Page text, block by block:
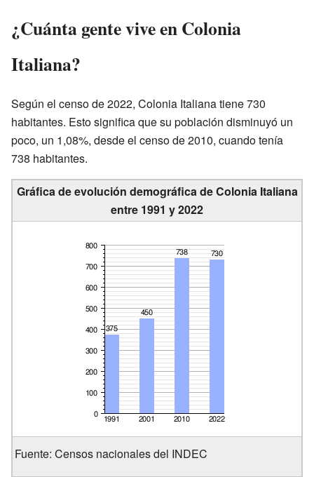
¿Cuánta gente vive en Colonia
Italiana?
Según el censo de 2022, Colonia Italiana tiene 730
habitantes. Esto significa que su población disminuyó un
poco, un 1,08%, desde el censo de 2010, cuando tenía
738 habitantes.
Gráfica de evolución demográfica de Colonia Italiana
entre 1991 y 2022
Fuente: Censos nacionales del INDEC